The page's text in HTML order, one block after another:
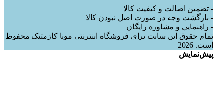
- تضمین اصالت و کیفیت کالا
- بازگشت وجه در صورت اصل نبودن کالا
- راهنمایی و مشاوره رایگان
تمام حقوق این سایت برای فروشگاه اینترنتی مونا کازمتیک محفوظ
است. 2026
پیش‌نمایش